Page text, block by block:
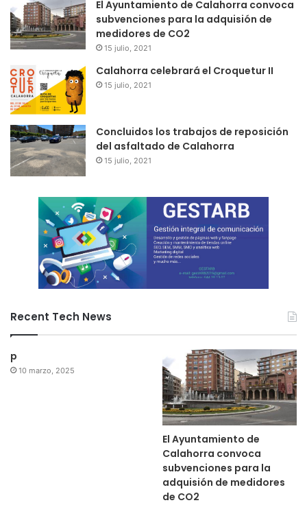
El Ayuntamiento de Calahorra convoca
subvenciones para la adquisión de
medidores de CO2
15 julio, 2021
Calahorra celebrará el Croquetur II
15 julio, 2021
Concluidos los trabajos de reposición
del asfaltado de Calahorra
15 julio, 2021
Recent Tech News
p
10 marzo, 2025
El Ayuntamiento de
Calahorra convoca
subvenciones para la
adquisión de medidores
de CO2